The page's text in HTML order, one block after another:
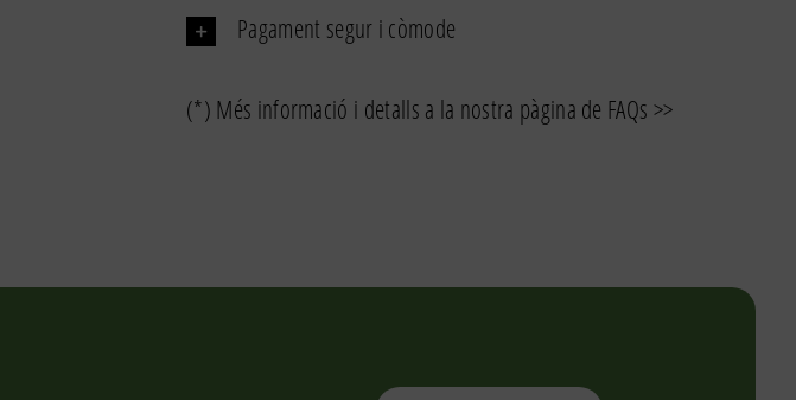
Pagament segur i còmode
(*) Més informació i detalls a la nostra pàgina de FAQs >>